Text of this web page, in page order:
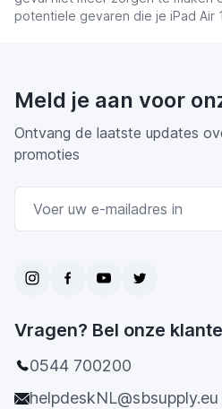
potentiele gevaren die je iPad Air
Meld je aan voor
Ontvang de laatste updates
promoties
Vragen? Bel onze
0544 700200
helpdeskNL@sbsupply.eu